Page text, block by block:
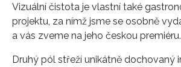
Vizuální čistota je vlastní také
projektu, za nímž jsme se osobně
a vás zveme na jeho českou premiéru.
Druhý pól střeží unikátně dochovaný